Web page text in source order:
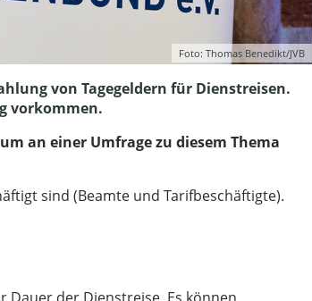
Foto: Thomas Benedikt/JVB
von Tagegeldern für Dienstreisen.
vorkommen.
an einer Umfrage zu diesem Thema
sind (Beamte und Tarifbeschäftigte).